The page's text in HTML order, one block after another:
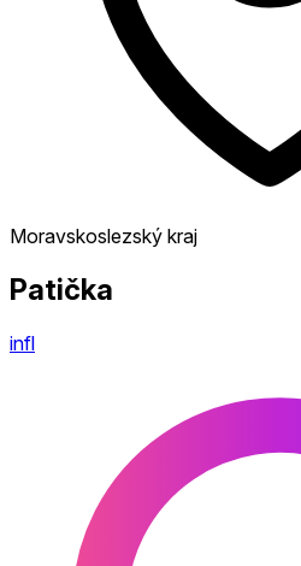
Moravskoslezský kraj
Patička
infl